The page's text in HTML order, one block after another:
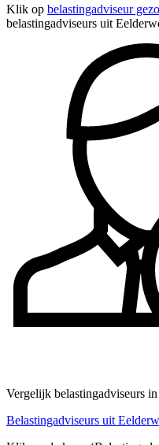
Klik op belastingadviseur
belastingadviseurs uit
Vergelijk belastingadviseurs
Belastingadviseurs uit